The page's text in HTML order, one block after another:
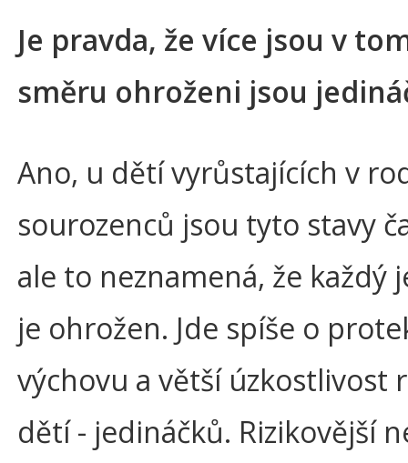
Je pravda, že více jsou v
směru ohroženi jsou
Ano, u dětí vyrůstajících v
sourozenců jsou tyto stavy
ale to neznamená, že každý
je ohrožen. Jde spíše o
výchovu a větší úzkostlivost
dětí - jedináčků. Rizikovější